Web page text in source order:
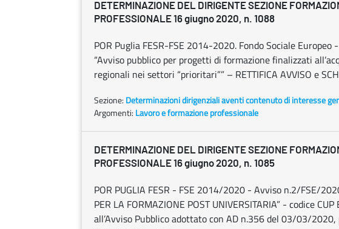
DETERMINAZIONE DEL DIRIGENTE SEZIONE
PROFESSIONALE 16 giugno 2020, n. 1088
POR Puglia FESR-FSE 2014-2020. Fondo Sociale
“Avviso pubblico per progetti di formazione finalizzati
regionali nei settori “prioritari”” – RETTIFICA AVVISO e
Sezione: Determinazioni dirigenziali aventi contenuto di interesse
Argomenti: Lavoro e formazione professionale
DETERMINAZIONE DEL DIRIGENTE SEZIONE
PROFESSIONALE 16 giugno 2020, n. 1085
POR PUGLIA FESR - FSE 2014/2020 - Avviso n.2/FSE/
PER LA FORMAZIONE POST UNIVERSITARIA” - codice
all’Avviso Pubblico adottato con AD n.356 del 03/03/